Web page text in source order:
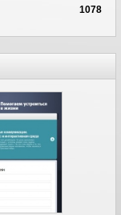
1078